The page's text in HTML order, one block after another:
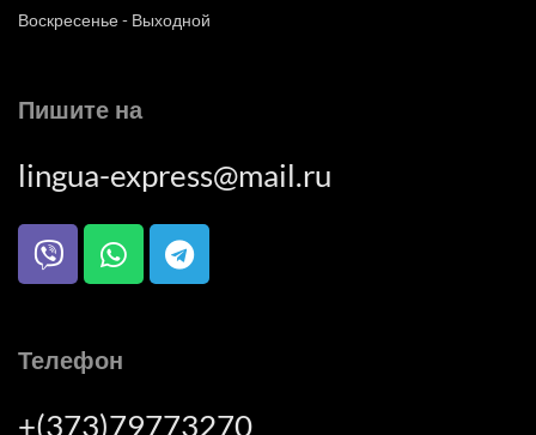
Воскресенье - Выходной
Пишите на
lingua-express@mail.ru
Телефон
+(373)79773270